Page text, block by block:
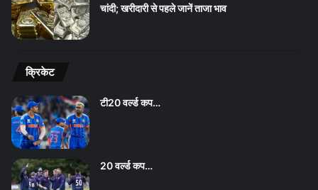
चांदी; खरीदारी से पहले जानें ताजा भाव
क्रिकेट
टी20 वर्ल्ड कप…
20 वर्ल्ड कप…